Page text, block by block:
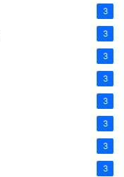
3
3
3
3
3
3
3
3